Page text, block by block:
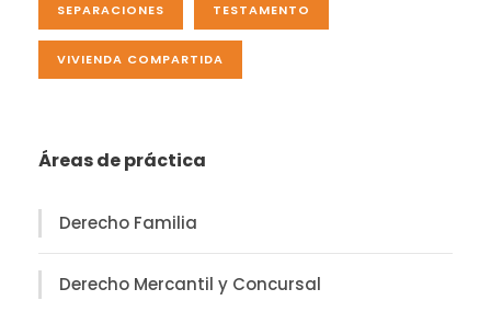
SEPARACIONES TESTAMENTO
VIVIENDA COMPARTIDA
Áreas de práctica
Derecho Familia
Derecho Mercantil y Concursal